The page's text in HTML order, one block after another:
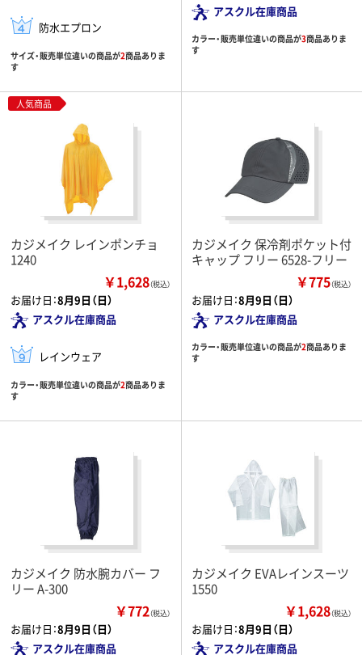
防水エプロン
サイズ・販売単位違いの商品が2商品ありま
す
アスクル在庫商品
カラー・販売単位違いの商品が3商品ありま
す
人気商品
カジメイク レインポンチョ
1240
￥1,628（税込）
お届け日：8月9日（日）
アスクル在庫商品
レインウェア
カラー・販売単位違いの商品が2商品ありま
す
カジメイク 保冷剤ポケット付
キャップ フリー 6528-フリー
￥775（税込）
お届け日：8月9日（日）
アスクル在庫商品
カラー・販売単位違いの商品が2商品ありま
す
カジメイク 防水腕カバー フ
リー A-300
￥772（税込）
お届け日：8月9日（日）
アスクル在庫商品
カジメイク EVAレインスーツ
1550
￥1,628（税込）
お届け日：8月9日（日）
アスクル在庫商品